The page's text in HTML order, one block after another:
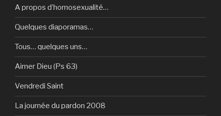
A propos d’homosexualité…
Quelques diaporamas…
Tous… quelques uns…
Aimer Dieu (Ps 63)
Vendredi Saint
La journée du pardon 2008